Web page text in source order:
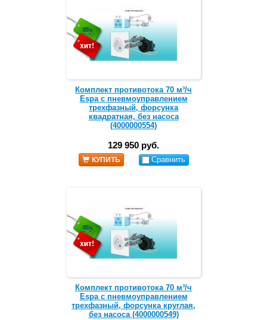
Комплект противотока 70 м³/ч
Espa с пневмоуправлением
трехфазный, форсунка
квадратная, без насоса
(4000000554)
129 950 руб.
КУПИТЬ Сравнить
Комплект противотока 70 м³/ч
Espa с пневмоуправлением
трехфазный, форсунка круглая,
без насоса (4000000549)